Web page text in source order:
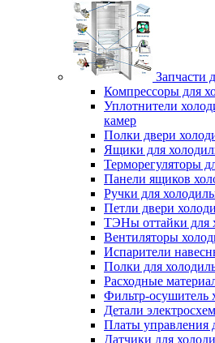
Запчасти
Компрессоры для
Уплотнители
камер
Полки двери
Ящики для
Терморегуляторы
Панели ящиков
Ручки для
Петли двери
ТЭНы оттайки для
Вентиляторы
Испарители
Полки для
Расходные
Фильтр-осушитель
Детали
Платы управления
Датчики для